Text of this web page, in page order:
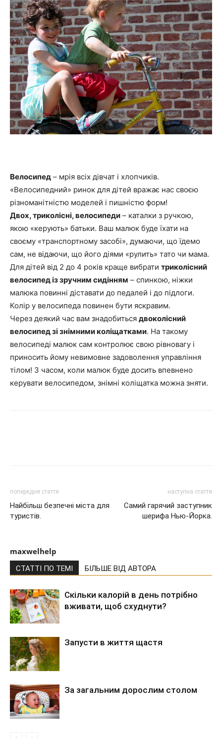
Велосипед – мрія всіх дівчат і хлопчиків.
«Велосипедний» ринок для дітей вражає нас своєю
різноманітністю моделей і пишністю форм!
Двох, триколісні, велосипеди – каталки з ручкою,
якою «керують» батьки. Ваш малюк буде їхати на
своєму «транспортному засобі», думаючи, що їдемо
сам, не відаючи, що його діями «рулить» тато чи мама.
Для дітей від 2 до 4 років краще вибрати триколісний
велосипед із зручним сидінням – спинкою, ніжки
малюка повинні діставати до педалей і до підлоги.
Колір у велосипеда повинен бути яскравим.
Через деякий час вам знадобиться двоколісний
велосипед зі знімними коліщатками. На такому
велосипеді малюк сам контролює свою рівновагу і
приносить йому невимовне задоволення управління
тілом! З часом, коли малюк буде досить впевнено
керувати велосипедом, знімні коліщатка можна зняти.
попередня стаття
Найбільш безпечні міста для
туристів.
наступна стаття
Самий гарячий заступник
шерифа Нью-Йорка.
maxwelhelp
СТАТТІ ПО ТЕМІ БІЛЬШЕ ВІД АВТОРА
Скільки калорій в день потрібно
вживати, щоб схуднути?
Запусти в життя щастя
За загальним дорослим столом